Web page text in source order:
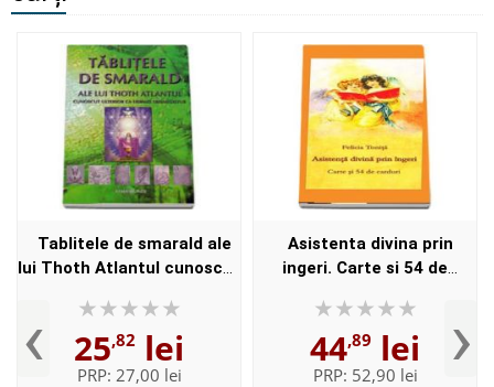
‹
Tablitele de smarald ale
lui Thoth Atlantul cunoscut
Trismegistus
25,82 lei
PRP: 27,00 lei
Asistenta divina prin
ingeri. Carte si 54 de
44,89 lei
PRP: 52,90 lei ›